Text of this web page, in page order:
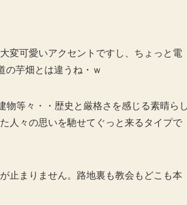
変可愛いアクセントですし、ちょっと電
の芋畑とは違うね・ｗ
物等々・・歴史と厳格さを感じる素晴ら
人々の思いを馳せてぐっと来るタイプで
止まりません。路地裏も教会もどこも本